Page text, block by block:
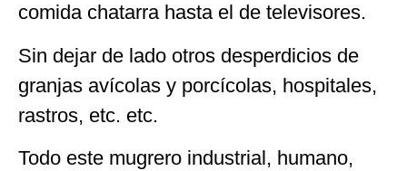
comida chatarra hasta el de televisores.
Sin dejar de lado otros desperdicios de
granjas avícolas y porcícolas, hospitales,
rastros, etc. etc.
Todo este mugrero industrial, humano,